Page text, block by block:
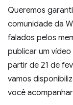
Queremos
comunidade da
falados pelos
publicar um
partir de 21 de
vamos
você